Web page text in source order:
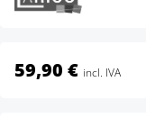
59,90 € incl. IVA